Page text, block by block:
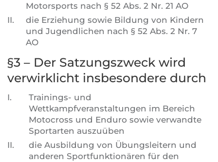
Motorsports nach § 52 Abs. 2 Nr. 21 AO
II.
die Erziehung sowie Bildung von Kindern
und Jugendlichen nach § 52 Abs. 2 Nr. 7
AO
§3 – Der Satzungszweck wird
verwirklicht insbesondere durch
I.
Trainings- und
Wettkampfveranstaltungen im Bereich
Motocross und Enduro sowie verwandte
Sportarten auszuüben
II.
die Ausbildung von Übungsleitern und
anderen Sportfunktionären für den